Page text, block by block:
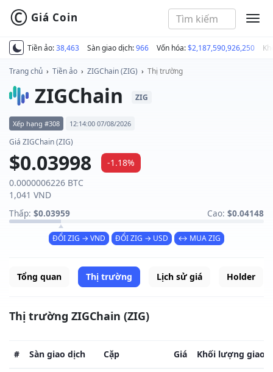
Tiền ảo:38,463 Sàn giao dịch:966 Vốn hóa:$2,187,590,926,250
© Giá Coin
Trang chủ › Tiền ảo › ZIGChain (ZIG) › Thị trường
ZIGChain ZIG
Xếp hạng #308 12:14:00 07/08/2026
Giá ZIGChain (ZIG)
$0.03998
-1.18%
0.0000006226 BTC
1,041 VND
Thấp: $0.03959 Cao: $0.04148
ĐỔI ZIG → VND ĐỔI ZIG → USD ↔ MUA ZIG
Tổng quan Thị trường Lịch sử giá Holder
Thị trường ZIGChain (ZIG)
# Sàn giao dịch Cặp Giá Khối lượng giao